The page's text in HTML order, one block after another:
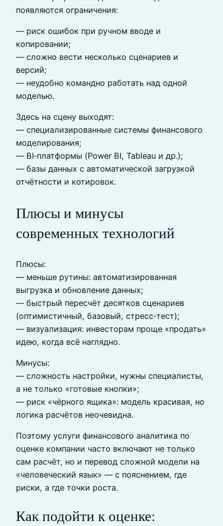
появляются ограничения:
— риск ошибок при ручном вводе и
копировании;
— сложно вести несколько сценариев и
версий;
— неудобно командно работать над одной
моделью.
Здесь на сцену выходят:
— специализированные системы финансового
моделирования;
— BI‑платформы (Power BI, Tableau и др.);
— базы данных с автоматической загрузкой
отчётности и котировок.
Плюсы и минусы
современных технологий
Плюсы:
— меньше рутины: автоматизированная
выгрузка и обновление данных;
— быстрый пересчёт десятков сценариев
(оптимистичный, базовый, стресс‑тест);
— визуализация: инвесторам проще «продать»
идею, когда всё наглядно.
Минусы:
— сложность настройки, нужны специалисты,
а не только «готовые кнопки»;
— риск «чёрного ящика»: модель красивая, но
логика расчётов неочевидна.
Поэтому услуги финансового аналитика по
оценке компании часто включают не только
сам расчёт, но и перевод сложной модели на
«человеческий язык» — с пояснением, где
риски, а где точки роста.
Как подойти к оценке: